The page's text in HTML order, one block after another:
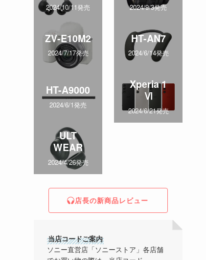
2024/10/11発売 2024/9/3発売
ZV-E10M2
2024/7/17発売
HT-AN7
2024/6/14発売
HT-A9000
2024/6/1発売
Xperia 1
Ⅵ
2024/6/21発売
ULT
WEAR
2024/4/26発売
店長の新商品レビュー
当店コードご案内
ソニー直営店「ソニーストア」各店舗